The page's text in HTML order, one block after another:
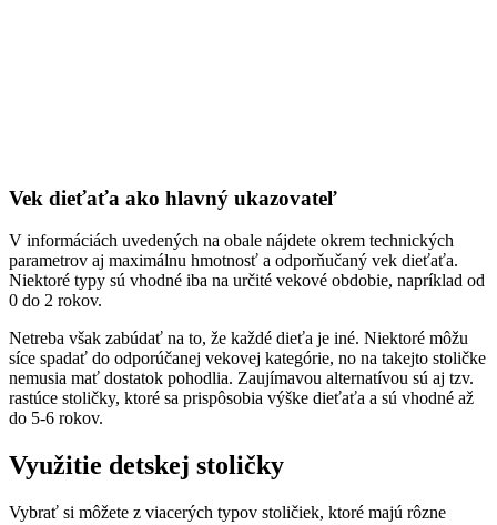
Vek dieťaťa ako hlavný ukazovateľ
V informáciách uvedených na obale nájdete okrem technických
parametrov aj maximálnu hmotnosť a odporňučaný vek dieťaťa.
Niektoré typy sú vhodné iba na určité vekové obdobie, napríklad od
0 do 2 rokov.
Netreba však zabúdať na to, že každé dieťa je iné. Niektoré môžu
síce spadať do odporúčanej vekovej kategórie, no na takejto stoličke
nemusia mať dostatok pohodlia. Zaujímavou alternatívou sú aj tzv.
rastúce stoličky, ktoré sa prispôsobia výške dieťaťa a sú vhodné až
do 5-6 rokov.
Využitie detskej stoličky
Vybrať si môžete z viacerých typov stoličiek, ktoré majú rôzne